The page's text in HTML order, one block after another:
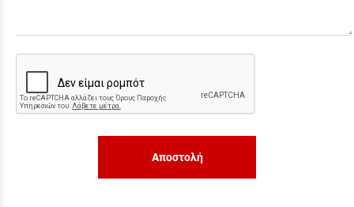
Αποστολή